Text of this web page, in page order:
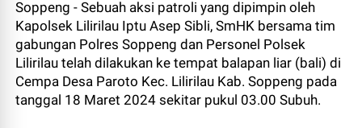
Soppeng - Sebuah aksi patroli yang dipimpin oleh
Kapolsek Lilirilau Iptu Asep Sibli, SmHK bersama tim
gabungan Polres Soppeng dan Personel Polsek
Lilirilau telah dilakukan ke tempat balapan liar (bali) di
Cempa Desa Paroto Kec. Lilirilau Kab. Soppeng pada
tanggal 18 Maret 2024 sekitar pukul 03.00 Subuh.